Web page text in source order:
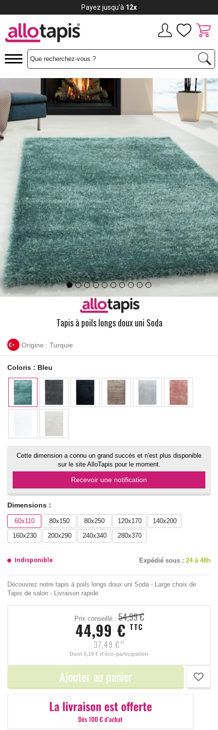
Tapis à poils longs doux uni Soda
Origine : Turquie
Coloris : Bleu
Cette dimension a connu un grand succès et n'est plus disponible
sur le site AlloTapis pour le moment.
Recevoir une notification
Dimensions :
60x110 80x150 80x250 120x170
140x200
160x230
200x290 240x340 280x370
Indisponible Expédié sous : 24 à 48h
Découvrez notre tapis à poils longs doux uni Soda - Large choix de
Tapis de salon - Livraison rapide
Prix conseillé : 54,99 €
44,99 € TTC
37,49 € HT
Dont 0,19 € d'éco-participation
Ajouter au panier
Payez jusqu'à 12x